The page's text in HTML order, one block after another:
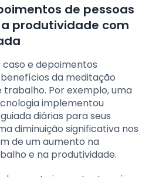
de pessoas
produtividade com
caso e depoimentos
da meditação
Por exemplo, uma
implementou
diárias para seus
diminuição significativa nos
de um aumento na
e na produtividade.